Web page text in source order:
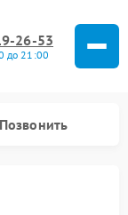
26-53
до 21:00
Позвонить